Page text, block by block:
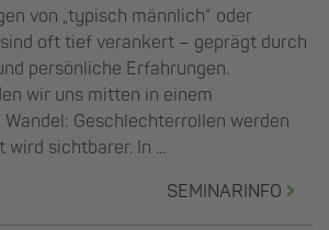
von „typisch männlich“ oder
oft tief verankert – geprägt durch
persönliche Erfahrungen.
wir uns mitten in einem
Geschlechterrollen werden
sichtbarer. In ...
SEMINARINFO